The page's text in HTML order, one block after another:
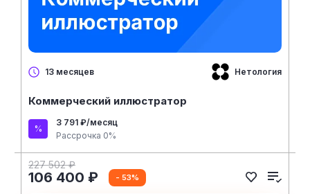
13 месяцев Нетология
Коммерческий иллюстратор
3 791 ₽/месяц
Рассрочка 0%
227 502 ₽
106 400 ₽ - 53%